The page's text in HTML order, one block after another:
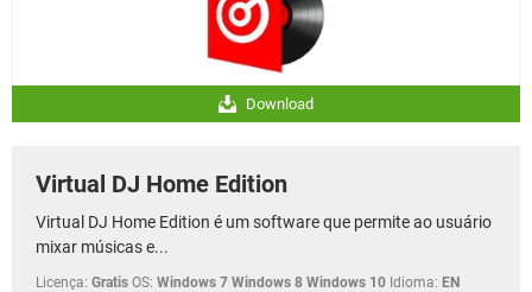
Download
Virtual DJ Home Edition
Virtual DJ Home Edition é um software que permite ao usuário
mixar músicas e...
Licença: Gratis OS: Windows 7 Windows 8 Windows 10 Idioma: EN